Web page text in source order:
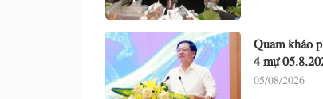
Quam kháo
4 mự
05/08/2026